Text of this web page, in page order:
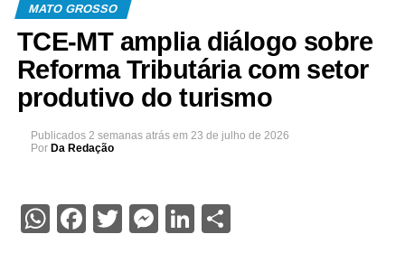
MATO GROSSO
TCE-MT amplia diálogo sobre
Reforma Tributária com setor
produtivo do turismo
Publicados 2 semanas atrás em 23 de julho de 2026
Por Da Redação
WhatsApp
Facebook
Twitter
Messenger
LinkedIn
Share